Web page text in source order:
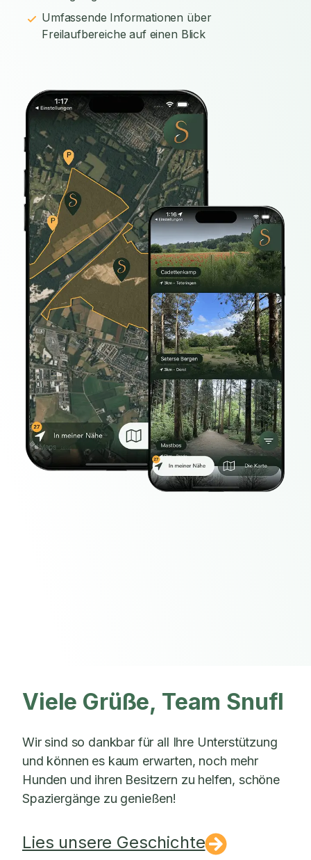
Umfassende Informationen über
Freilaufbereiche auf einen Blick
Viele Grüße, Team Snufl
Wir sind so dankbar für all Ihre Unterstützung
und können es kaum erwarten, noch mehr
Hunden und ihren Besitzern zu helfen, schöne
Spaziergänge zu genießen!
Lies unsere Geschichte